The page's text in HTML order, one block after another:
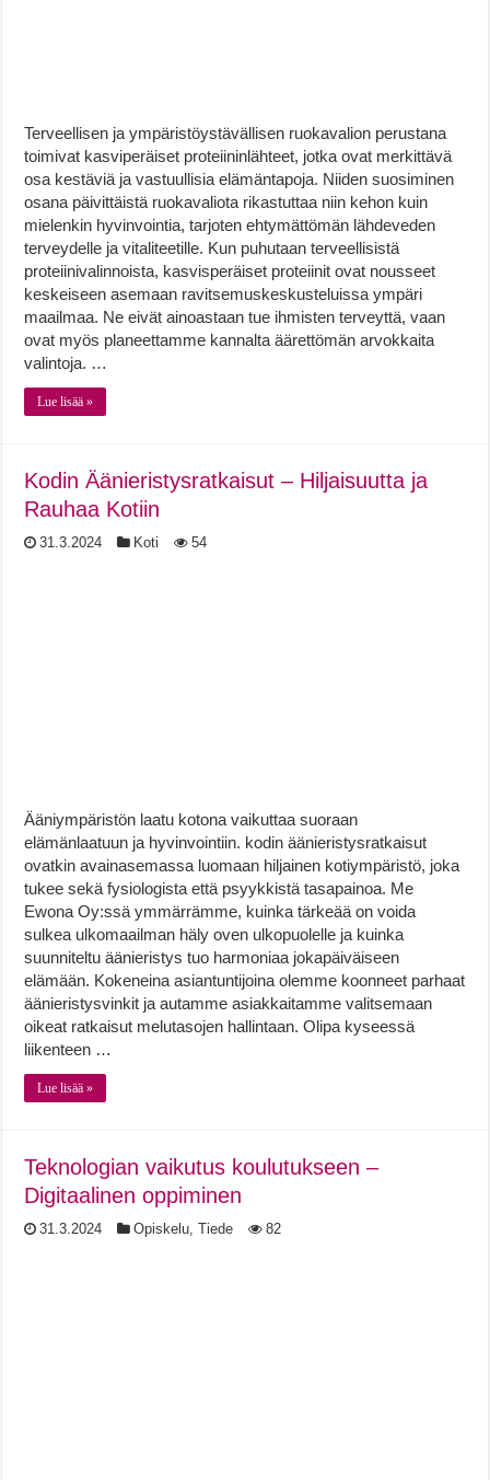
Terveellisen ja ympäristöystävällisen ruokavalion perustana
toimivat kasviperäiset proteiininlähteet, jotka ovat merkittävä
osa kestäviä ja vastuullisia elämäntapoja. Niiden suosiminen
osana päivittäistä ruokavaliota rikastuttaa niin kehon kuin
mielenkin hyvinvointia, tarjoten ehtymättömän lähdeveden
terveydelle ja vitaliteetille. Kun puhutaan terveellisistä
proteiinivalinnoista, kasvisperäiset proteiinit ovat nousseet
keskeiseen asemaan ravitsemuskeskusteluissa ympäri
maailmaa. Ne eivät ainoastaan tue ihmisten terveyttä, vaan
ovat myös planeettamme kannalta äärettömän arvokkaita
valintoja. …
Lue lisää »
Kodin Äänieristysratkaisut – Hiljaisuutta ja
Rauhaa Kotiin
31.3.2024 Koti 54
Ääniympäristön laatu kotona vaikuttaa suoraan
elämänlaatuun ja hyvinvointiin. kodin äänieristysratkaisut
ovatkin avainasemassa luomaan hiljainen kotiympäristö, joka
tukee sekä fysiologista että psyykkistä tasapainoa. Me
Ewona Oy:ssä ymmärrämme, kuinka tärkeää on voida
sulkea ulkomaailman häly oven ulkopuolelle ja kuinka
suunniteltu äänieristys tuo harmoniaa jokapäiväiseen
elämään. Kokeneina asiantuntijoina olemme koonneet parhaat
äänieristysvinkit ja autamme asiakkaitamme valitsemaan
oikeat ratkaisut melutasojen hallintaan. Olipa kyseessä
liikenteen …
Lue lisää »
Teknologian vaikutus koulutukseen –
Digitaalinen oppiminen
31.3.2024 Opiskelu,Tiede 82